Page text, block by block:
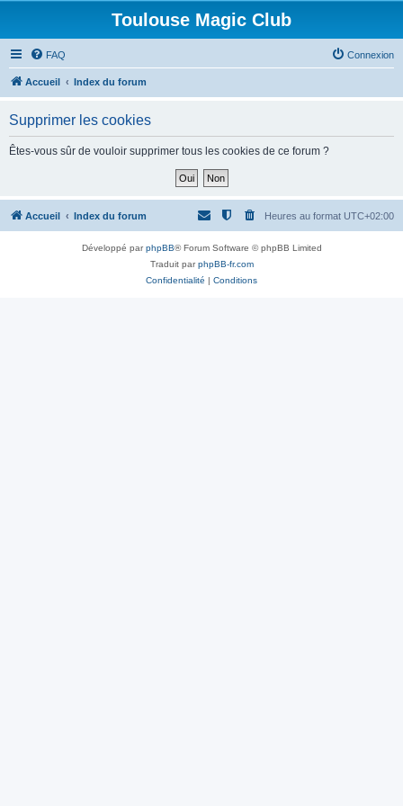
Toulouse Magic Club
FAQ Connexion
Accueil Index du forum
Supprimer les cookies
Êtes-vous sûr de vouloir supprimer tous les cookies de ce forum ?
Accueil Index du forum Heures au format UTC+02:00
Développé parphpBB® Forum Software © phpBB Limited
Traduit parphpBB-fr.com
Confidentialité | Conditions